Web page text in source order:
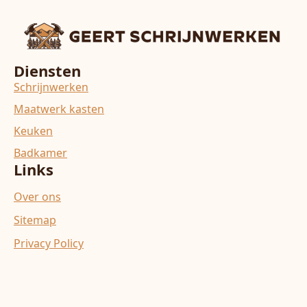
Diensten
Schrijnwerken
Maatwerk kasten
Keuken
Badkamer
Links
Over ons
Sitemap
Privacy Policy